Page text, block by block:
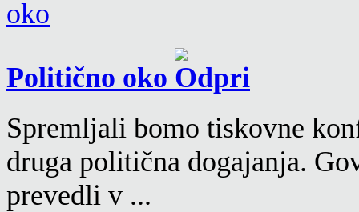
Politično oko
Spremljali bomo tiskovne
druga politična dogajanja.
prevedli v ...